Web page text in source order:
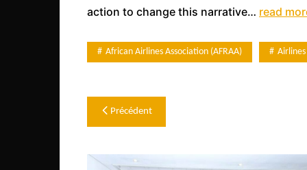
Ethiopie
Gambie
action to change this narrative… read
African Airlines Association (AFRAA) Airlines
Navigation
l’article
Précédent